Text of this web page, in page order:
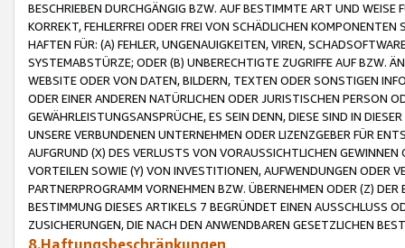
BESCHRIEBEN DURCHGÄNGIG BZW. AUF BESTIMMTE ART UND
KORREKT, FEHLERFREI ODER FREI VON SCHÄDLICHEN
HAFTEN FÜR: (A) FEHLER, UNGENAUIGKEITEN, VIREN,
SYSTEMABSTÜRZE; ODER (B) UNBERECHTIGTE ZUGRIFFE AUF BZW.
WEBSITE ODER VON DATEN, BILDERN, TEXTEN ODER SONSTIGEN
ODER EINER ANDEREN NATÜRLICHEN ODER JURISTISCHEN PERSON
GEWÄHRLEISTUNGSANSPRÜCHE, ES SEIN DENN, DIESE SIND IN
UNSERE VERBUNDENEN UNTERNEHMEN ODER LIZENZGEBER FÜR
AUFGRUND (X) DES VERLUSTS VON VORAUSSICHTLICHEN
VORTEILEN SOWIE (Y) VON INVESTITIONEN, AUFWENDUNGEN ODER
PARTNERPROGRAMM VORNEHMEN BZW. ÜBERNEHMEN ODER (Z)
BESTIMMUNG DIESES ARTIKELS 7 BEGRÜNDET EINEN AUSSCHLUSS
ZUSICHERUNGEN, DIE NACH DEN ANWENDBAREN GESETZLICHEN
8.Haftungsbeschränkungen